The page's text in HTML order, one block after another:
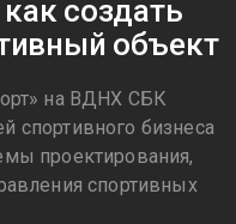
создать
объект
на ВДНХ СБК
спортивного бизнеса
проектирования,
спортивных